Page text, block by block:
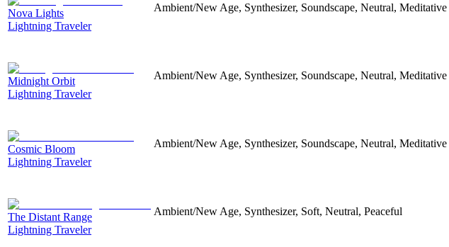
Nova Lights
Lightning Traveler
Ambient/New Age, Synthesizer, Soundscape, Neutral, Meditative
Midnight Orbit
Lightning Traveler
Ambient/New Age, Synthesizer, Soundscape, Neutral, Meditative
Cosmic Bloom
Lightning Traveler
Ambient/New Age, Synthesizer, Soundscape, Neutral, Meditative
The Distant Range
Lightning Traveler
Ambient/New Age, Synthesizer, Soft, Neutral, Peaceful